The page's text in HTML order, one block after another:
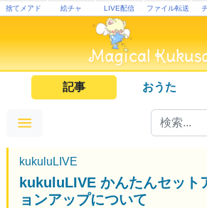
捨てメアド 絵チャ LIVE配信 ファイル転送
記事 おうた
kukuluLIVE
kukuluLIVE かんたんセット
ョンアップについて